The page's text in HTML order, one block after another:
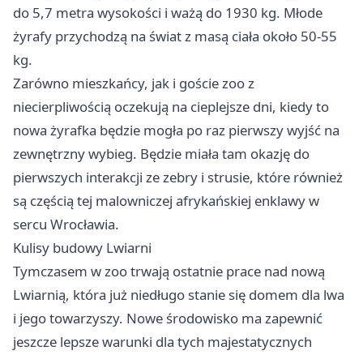
do 5,7 metra wysokości i ważą do 1930 kg. Młode
żyrafy przychodzą na świat z masą ciała około 50-55
kg.
Zarówno mieszkańcy, jak i goście zoo z
niecierpliwością oczekują na cieplejsze dni, kiedy to
nowa żyrafka będzie mogła po raz pierwszy wyjść na
zewnętrzny wybieg. Będzie miała tam okazję do
pierwszych interakcji ze zebry i strusie, które również
są częścią tej malowniczej afrykańskiej enklawy w
sercu Wrocławia.
Kulisy budowy Lwiarni
Tymczasem w zoo trwają ostatnie prace nad nową
Lwiarnią, która już niedługo stanie się domem dla lwa
i jego towarzyszy. Nowe środowisko ma zapewnić
jeszcze lepsze warunki dla tych majestatycznych